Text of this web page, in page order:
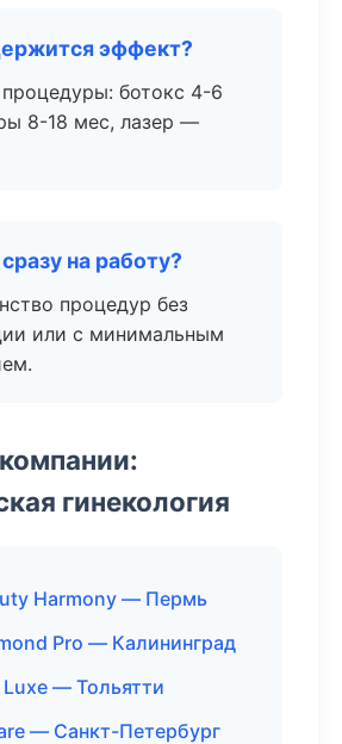
эффект?
ботокс 4-6
8-18 мес, лазер —
на работу?
процедур без
или с минимальным
гинекология
Harmony — Пермь
Pro — Калининград
Luxe — Тольятти
— Санкт-Петербург